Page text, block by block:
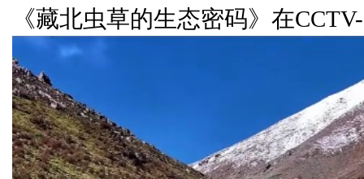
《藏北虫草的生态密码》在